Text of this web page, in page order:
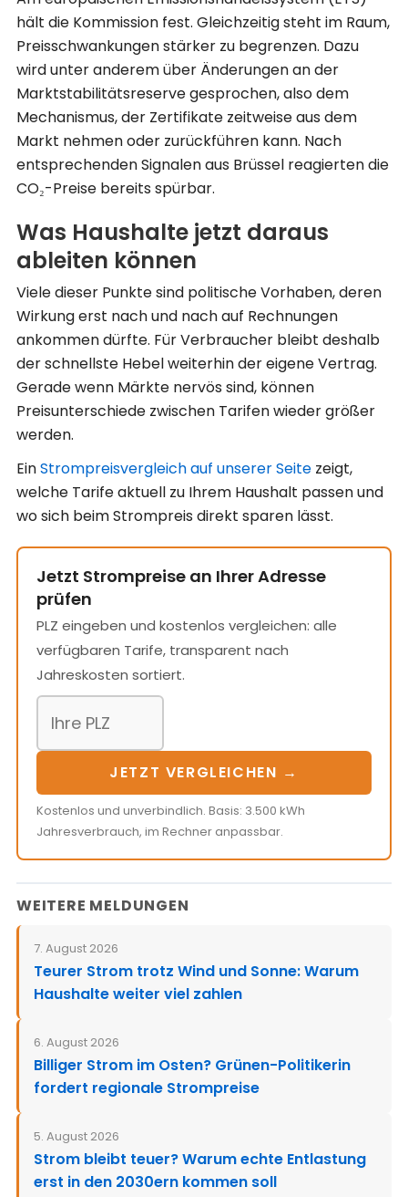
hält die Kommission fest. Gleichzeitig steht im Raum,
Preisschwankungen stärker zu begrenzen. Dazu
wird unter anderem über Änderungen an der
Marktstabilitätsreserve gesprochen, also dem
Mechanismus, der Zertifikate zeitweise aus dem
Markt nehmen oder zurückführen kann. Nach
entsprechenden Signalen aus Brüssel reagierten die
CO₂-Preise bereits spürbar.
Was Haushalte jetzt daraus
ableiten können
Viele dieser Punkte sind politische Vorhaben, deren
Wirkung erst nach und nach auf Rechnungen
ankommen dürfte. Für Verbraucher bleibt deshalb
der schnellste Hebel weiterhin der eigene Vertrag.
Gerade wenn Märkte nervös sind, können
Preisunterschiede zwischen Tarifen wieder größer
werden.
EinStrompreisvergleich auf unserer Seite zeigt,
welche Tarife aktuell zu Ihrem Haushalt passen und
wo sich beim Strompreis direkt sparen lässt.
Jetzt Strompreise an Ihrer Adresse
prüfen
PLZ eingeben und kostenlos vergleichen: alle
verfügbaren Tarife, transparent nach
Jahreskosten sortiert.
JETZT VERGLEICHEN →
Kostenlos und unverbindlich. Basis: 3.500 kWh
Jahresverbrauch, im Rechner anpassbar.
WEITERE MELDUNGEN
7. August 2026
Teurer Strom trotz Wind und Sonne: Warum
Haushalte weiter viel zahlen
6. August 2026
Billiger Strom im Osten? Grünen-Politikerin
fordert regionale Strompreise
5. August 2026
Strom bleibt teuer? Warum echte Entlastung
erst in den 2030ern kommen soll